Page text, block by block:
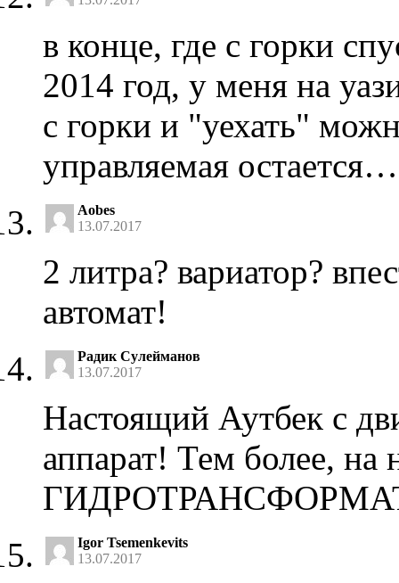
в конце, где с горки
2014 год, у меня на
с горки и "уехать"
управляемая
Aobes
13.07.2017
2 литра? вариатор?
автомат!
Радик Сулейманов
13.07.2017
Настоящий Аутбек с
аппарат! Тем более, на
Igor Tsemenkevits
13.07.2017